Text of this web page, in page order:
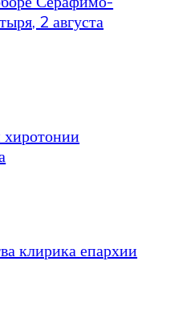
2 августа
хиротонии
клирика епархии